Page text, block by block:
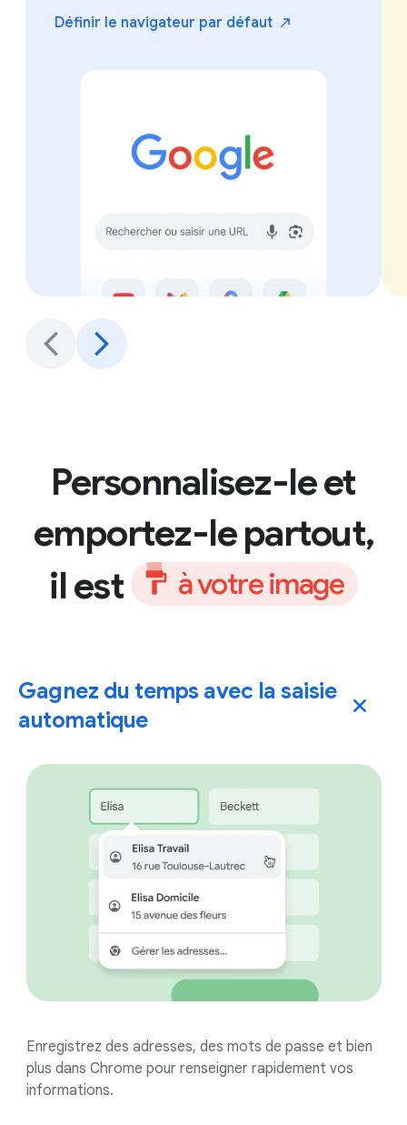
Définir le navigateur par défaut
Personnalisez-le et
emportez-le partout,
il est
àvotre image
Gagnez du temps avec la saisie
automatique
Enregistrez des adresses, des mots de passe et bien
plus dans Chrome pour renseigner rapidement vos
informations.